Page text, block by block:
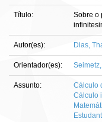
Título:
Sobre o
Autor(es): Dias,
Orientador(es):
Assunto:
Cálculo
Cálculo